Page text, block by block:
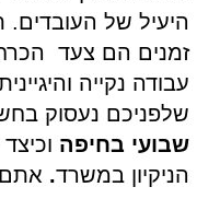
היעיל של העובדים.
זמנים הם צעד
עבודה נקייה
שלפניכם נעסוק
שבועי בחיפה
הניקיון במשרד. אתם